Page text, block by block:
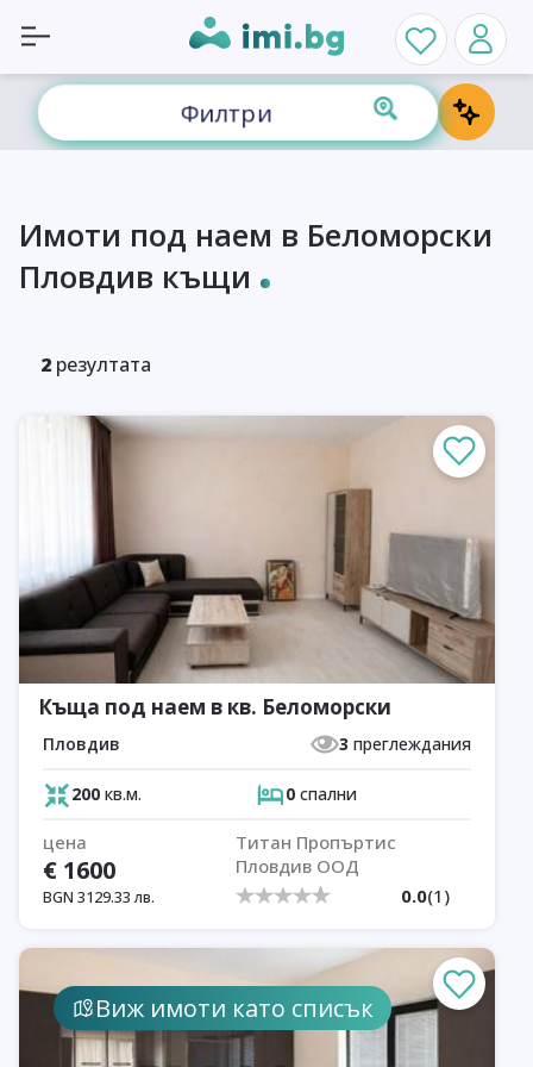
Филтри
Виж имоти като списък
Имоти под наем в Беломорски
Пловдив къщи
2 резултата
Къща под наем в кв. Беломорски
Пловдив 3 преглеждания
200 кв.м. 0 спални
цена
€ 1600
BGN 3129.33лв.
Титан Пропъртис
Пловдив ООД
0.0(1 )